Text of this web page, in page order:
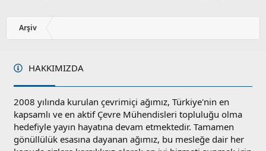
Arşiv
HAKKIMIZDA
2008 yılında kurulan çevrimiçi ağımız, Türkiye'nin en
kapsamlı ve en aktif Çevre Mühendisleri topluluğu olma
hedefiyle yayın hayatına devam etmektedir. Tamamen
gönüllülük esasına dayanan ağımız, bu mesleğe dair her